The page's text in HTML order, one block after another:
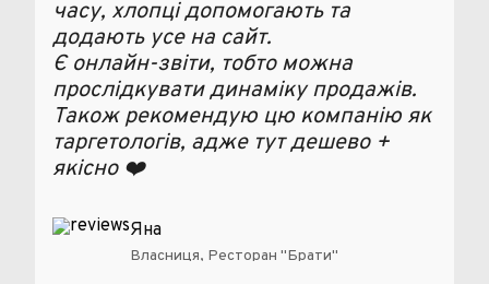
часу, хлопці допомогають та
додають усе на сайт.
Є онлайн-звіти, тобто можна
прослідкувати динаміку продажів.
Також рекомендую цю компанію як
таргетологів, адже тут дешево +
якісно ❤️
Яна
Власниця, Ресторан "Брати"